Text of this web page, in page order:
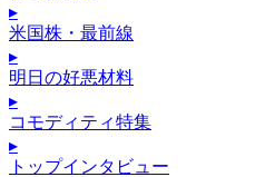
▸
米国株・最前線
▸
明日の好悪材料
▸
コモディティ特集
▸
トップインタビュー